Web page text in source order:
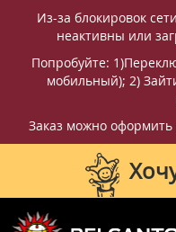
Из-за блокировок
неактивны или
Попробуйте:
мобильный); 2)
Заказ можно оформить